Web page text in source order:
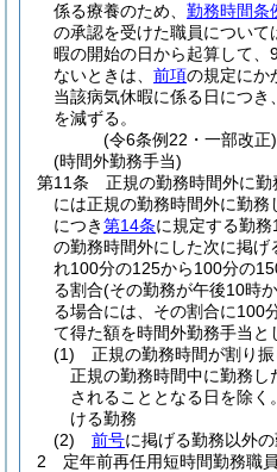
係る療養のため、 勤務時間条
の承認を受けた職員につい
暇の開始の日から起算して、
ないときは、 前項の規定にか
当該病気休暇に係る日につ
を減ずる。
(令6条例22・一部改正)
(時間外勤務手当)
第11条
正規の勤務時間外に
には正規の勤務時間外に勤
につき第14条に規定する勤
の勤務時間外にした次に掲
れ100分の125から100分の
る割合(その勤務が午後10時
る場合には、その割合に100
て得た額を時間外勤務手当と
(1)
正規の勤務時間が割り
正規の勤務時間中に勤務
されることとなる日を除く。
ける勤務
(2)
前号に掲げる勤務以外
2
定年前再任用短時間勤務職